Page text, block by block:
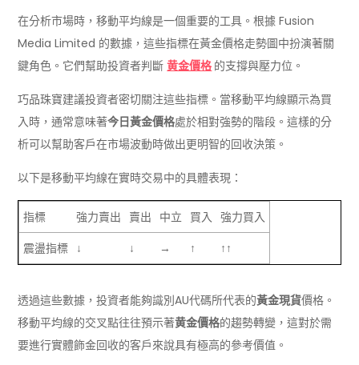
在分析市場時，移動平均線是一個重要的工具。根據 Fusion
Media Limited 的數據，這些指標在黃金價格走勢圖中扮演著關
鍵角色。它們幫助投資者判斷黄金價格 的支撐與壓力位。
巧品珠寶建議投資者密切關注這些指標。當移動平均線顯示為買
入時，通常意味著今日黃金價格處於相對強勢的階段。這樣的分
析可以幫助客戶在市場波動時做出更明智的回收決策。
以下是移動平均線在實時交易中的具體表現：
指標 強力賣出 賣出 中立 買入
強力買入
震盪指標 ↓ ↓ → ↑ ↑↑
透過這些數據，投資者能夠識別AU代碼所代表的黃金現貨價格。
移動平均線的交叉點往往預示著黄金價格的趨勢轉變，這對於需
要進行實體飾金回收的客戶來說具有極高的參考價值。